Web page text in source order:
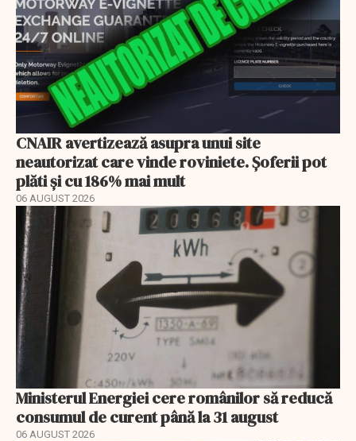
CNAIR avertizează asupra unui site
neautorizat care vinde roviniete. Șoferii pot
plăti și cu 186% mai mult
06 AUGUST 2026
Ministerul Energiei cere românilor să reducă
consumul de curent până la 31 august
06 AUGUST 2026